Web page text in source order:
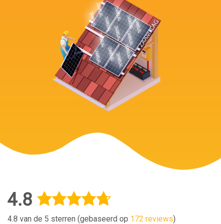
4.8
4.8 van de 5 sterren (gebaseerd op 172 reviews)